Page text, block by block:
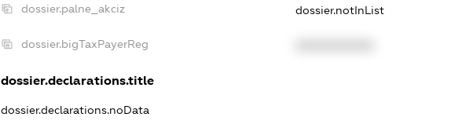
dossier.palne_akciz dossier.notInList
dossier.bigTaxPayerReg
dossier.declarations.title
dossier.declarations.noData